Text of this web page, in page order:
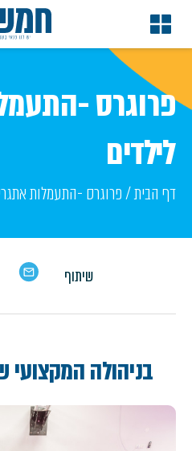
פרוגרס -
לילדים
דף הבית/פרוגרס -התעמלות
שיתוף
בניהולה